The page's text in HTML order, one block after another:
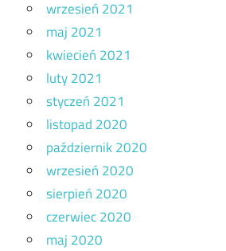
wrzesień 2021
maj 2021
kwiecień 2021
luty 2021
styczeń 2021
listopad 2020
październik 2020
wrzesień 2020
sierpień 2020
czerwiec 2020
maj 2020